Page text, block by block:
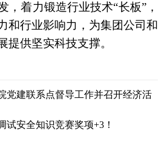
，着力锻造行业技术“长板”，
和行业影响力，为集团公司和
提供坚实科技支撑。
党建联系点督导工作并召开经济活
试安全知识竞赛奖项+3！